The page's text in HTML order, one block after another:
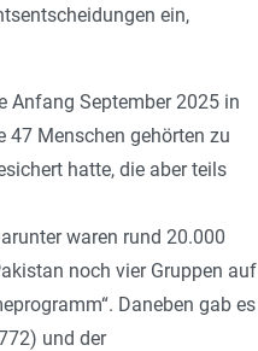
ein,
Anfang September 2025 in
47 Menschen gehörten zu
hatte, die aber teils
waren rund 20.000
noch vier Gruppen auf
Daneben gab es
und der